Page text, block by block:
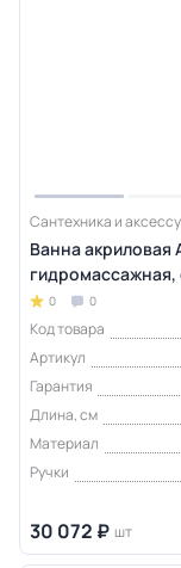
Сантехника и
Ванна акриловая
0 0
Код товара
Артикул
Гарантия
Длина, см
Материал
Ручки
30 072 ₽ шт